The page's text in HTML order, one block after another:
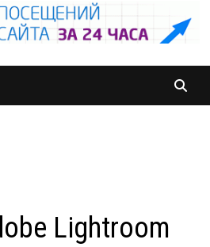
Lightroom